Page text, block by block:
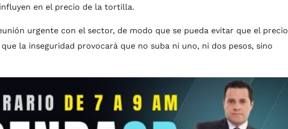
en el precio de la tortilla.
urgente con el sector, de modo que se pueda evitar que el precio
la inseguridad provocará que no suba ni uno, ni dos pesos, sino